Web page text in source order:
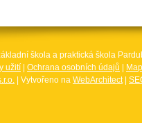
škola a praktická škola
užití Ochrana osobních údajů
| Vytvořeno na WebArchitect|